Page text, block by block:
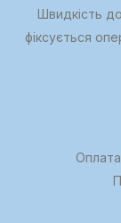
Швидкість
фіксується